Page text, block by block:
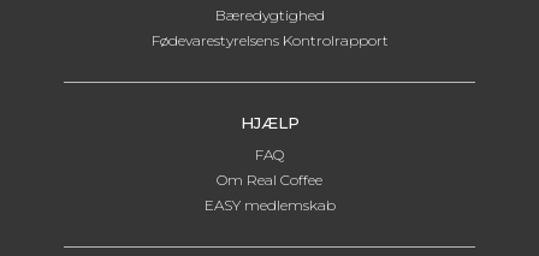
Bæredygtighed
Fødevarestyrelsens Kontrolrapport
HJÆLP
FAQ
Om Real Coffee
EASY medlemskab